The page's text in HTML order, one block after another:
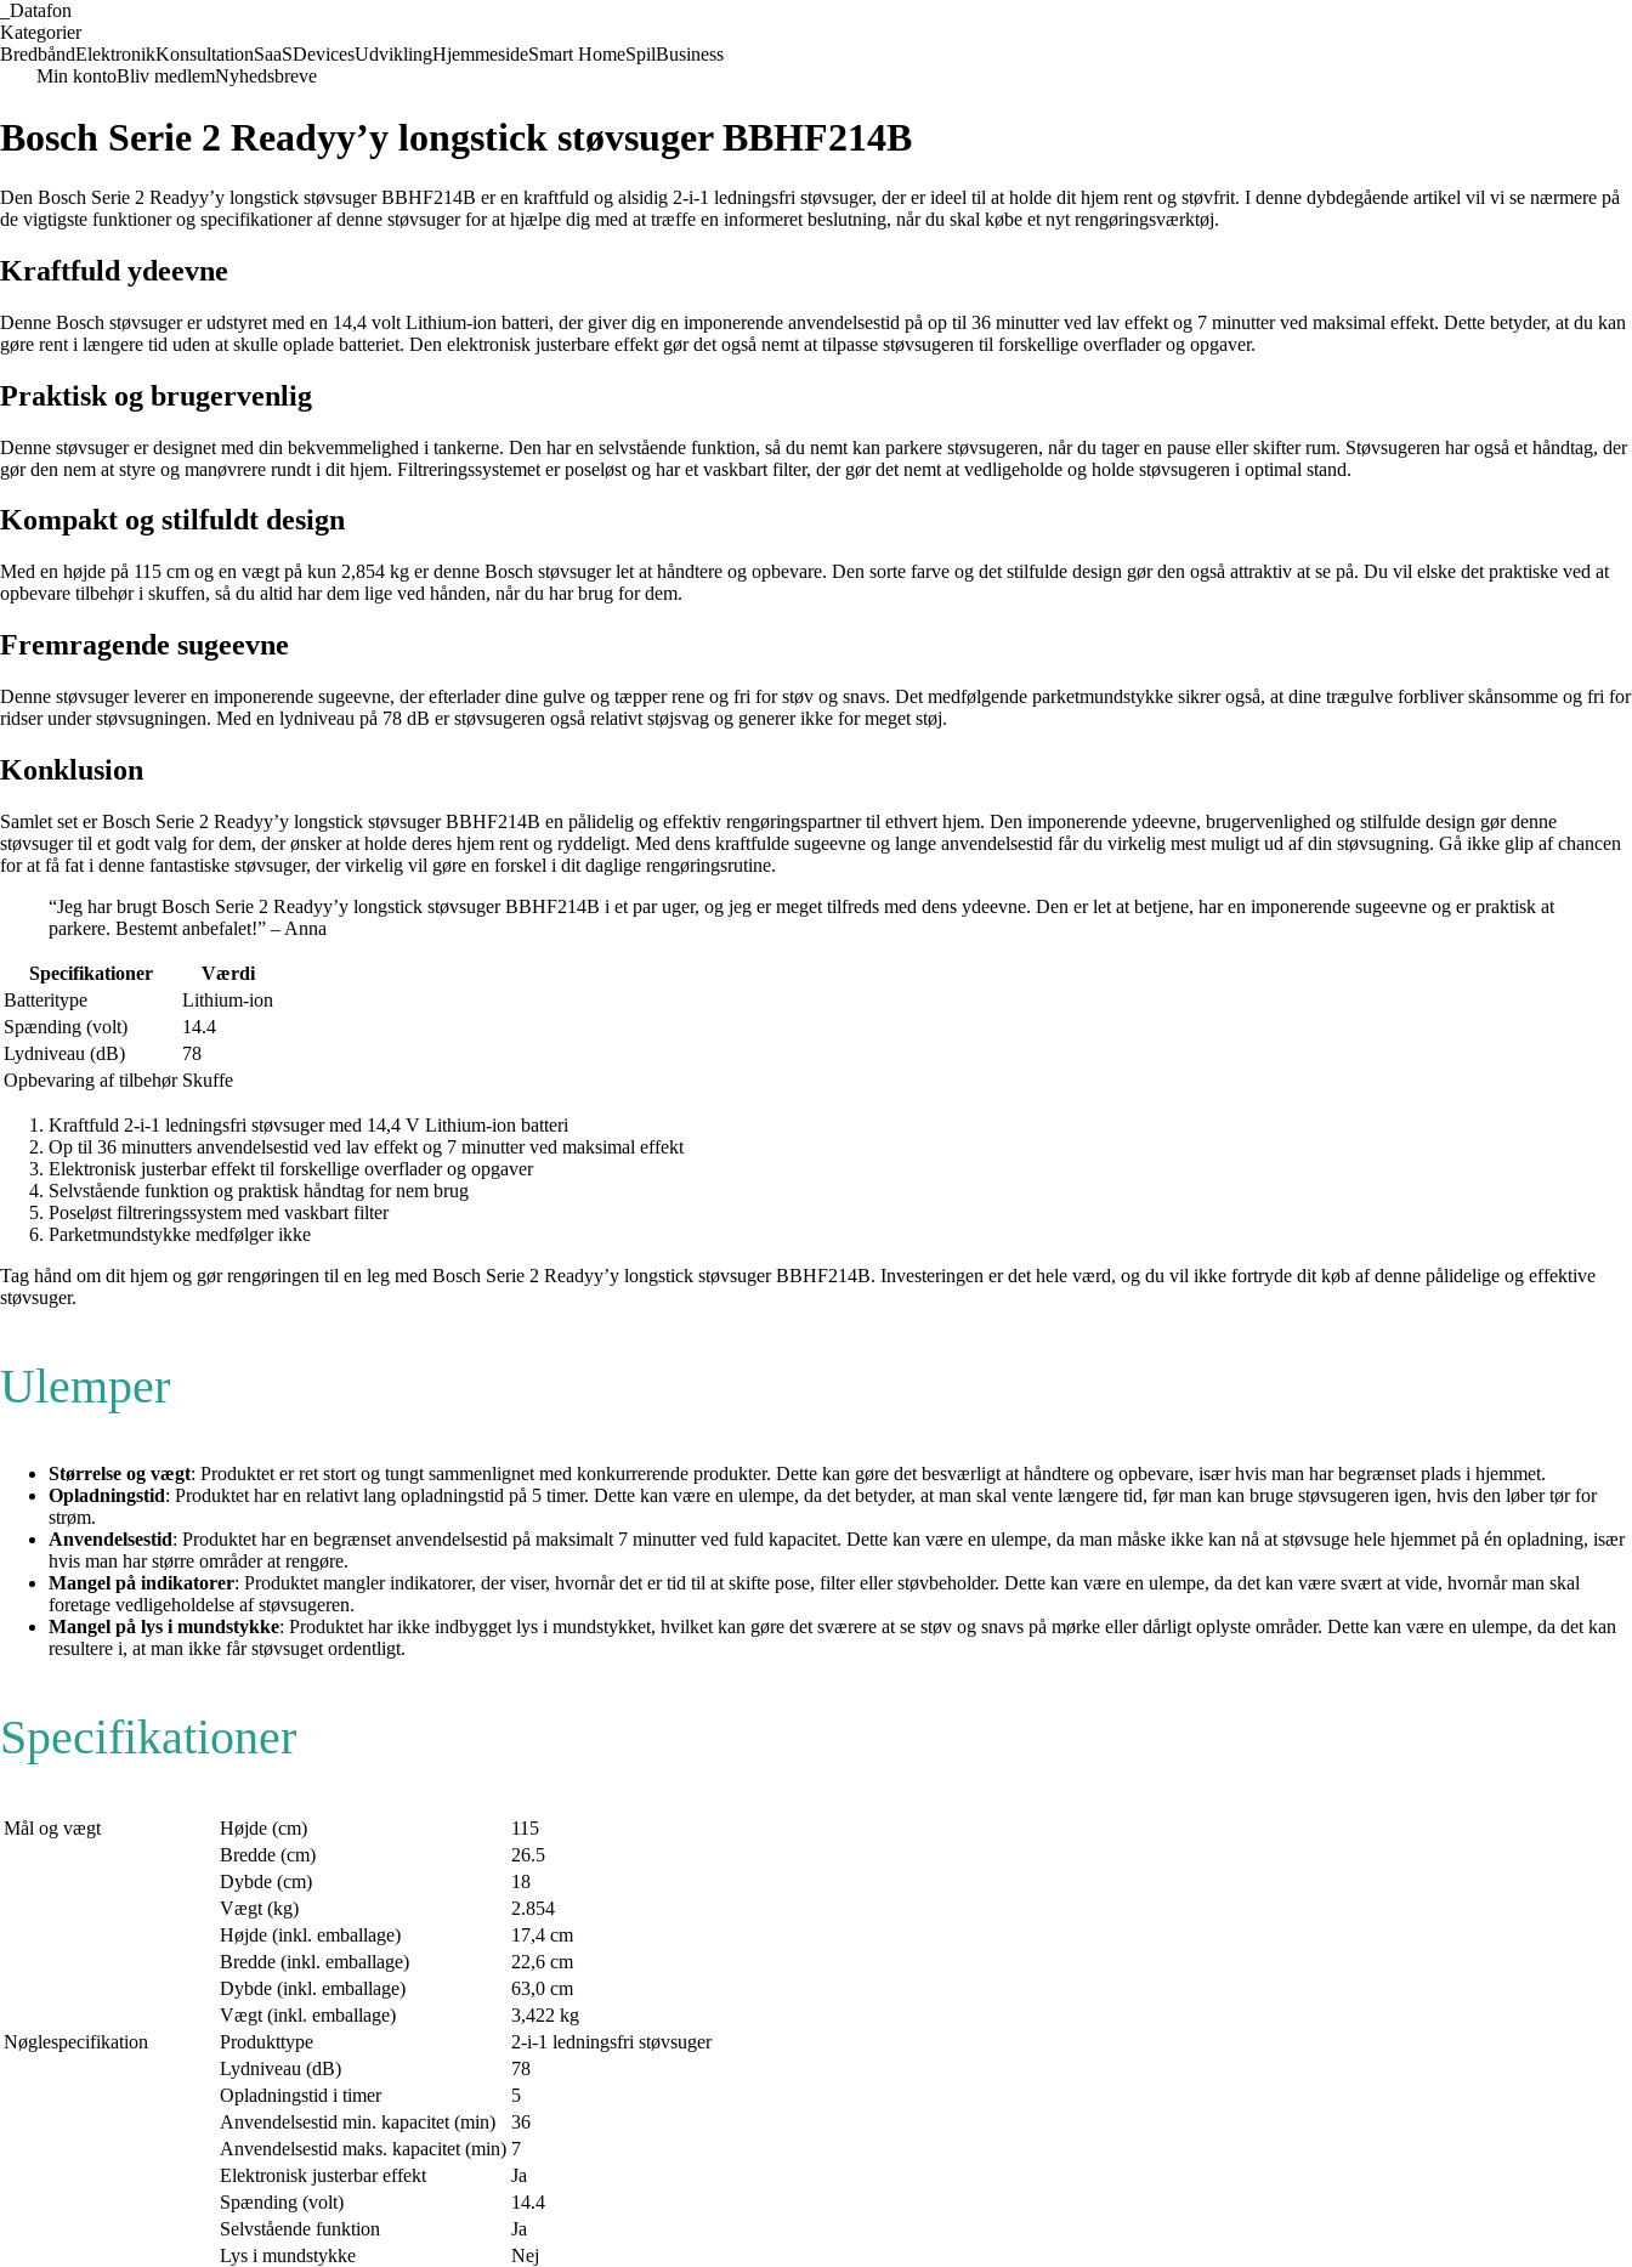
Datafon
Kategorier
BredbåndElektronikKonsultationSaaSDevicesUdviklingHjemmesideSmart HomeSpilBusiness
Min kontoBliv medlemNyhedsbreve
Bosch Serie 2 Readyy’y longstick støvsuger BBHF214B
Den Bosch Serie 2 Readyy’y longstick støvsuger BBHF214B er en kraftfuld og alsidig 2-i-1 ledningsfri støvsuger, der er ideel til at holde dit hjem rent og støvfrit. I denne dybdegående artikel vil vi se nærmere på
de vigtigste funktioner og specifikationer af denne støvsuger for at hjælpe dig med at træffe en informeret beslutning, når du skal købe et nyt rengøringsværktøj.
Kraftfuld ydeevne
Denne Bosch støvsuger er udstyret med en 14,4 volt Lithium-ion batteri, der giver dig en imponerende anvendelsestid på op til 36 minutter ved lav effekt og 7 minutter ved maksimal effekt. Dette betyder, at du kan
gøre rent i længere tid uden at skulle oplade batteriet. Den elektronisk justerbare effekt gør det også nemt at tilpasse støvsugeren til forskellige overflader og opgaver.
Praktisk og brugervenlig
Denne støvsuger er designet med din bekvemmelighed i tankerne. Den har en selvstående funktion, så du nemt kan parkere støvsugeren, når du tager en pause eller skifter rum. Støvsugeren har også et håndtag, der
gør den nem at styre og manøvrere rundt i dit hjem. Filtreringssystemet er poseløst og har et vaskbart filter, der gør det nemt at vedligeholde og holde støvsugeren i optimal stand.
Kompakt og stilfuldt design
Med en højde på 115 cm og en vægt på kun 2,854 kg er denne Bosch støvsuger let at håndtere og opbevare. Den sorte farve og det stilfulde design gør den også attraktiv at se på. Du vil elske det praktiske ved at
opbevare tilbehør i skuffen, så du altid har dem lige ved hånden, når du har brug for dem.
Fremragende sugeevne
Denne støvsuger leverer en imponerende sugeevne, der efterlader dine gulve og tæpper rene og fri for støv og snavs. Det medfølgende parketmundstykke sikrer også, at dine trægulve forbliver skånsomme og fri for
ridser under støvsugningen. Med en lydniveau på 78 dB er støvsugeren også relativt støjsvag og generer ikke for meget støj.
Konklusion
Samlet set er Bosch Serie 2 Readyy’y longstick støvsuger BBHF214B en pålidelig og effektiv rengøringspartner til ethvert hjem. Den imponerende ydeevne, brugervenlighed og stilfulde design gør denne
støvsuger til et godt valg for dem, der ønsker at holde deres hjem rent og ryddeligt. Med dens kraftfulde sugeevne og lange anvendelsestid får du virkelig mest muligt ud af din støvsugning. Gå ikke glip af chancen
for at få fat i denne fantastiske støvsuger, der virkelig vil gøre en forskel i dit daglige rengøringsrutine.
“Jeg har brugt Bosch Serie 2 Readyy’y longstick støvsuger BBHF214B i et par uger, og jeg er meget tilfreds med dens ydeevne. Den er let at betjene, har en imponerende sugeevne og er praktisk at
parkere. Bestemt anbefalet!” – Anna
Specifikationer
Værdi
Batteritype
Lithium-ion
Spænding (volt)
14.4
Lydniveau (dB)
78
Opbevaring af tilbehør Skuffe
Kraftfuld 2-i-1 ledningsfri støvsuger med 14,4 V Lithium-ion batteri
Op til 36 minutters anvendelsestid ved lav effekt og 7 minutter ved maksimal effekt
Elektronisk justerbar effekt til forskellige overflader og opgaver
Selvstående funktion og praktisk håndtag for nem brug
Poseløst filtreringssystem med vaskbart filter
Parketmundstykke medfølger ikke
Tag hånd om dit hjem og gør rengøringen til en leg med Bosch Serie 2 Readyy’y longstick støvsuger BBHF214B. Investeringen er det hele værd, og du vil ikke fortryde dit køb af denne pålidelige og effektive
støvsuger.
Ulemper
Størrelse og vægt: Produktet er ret stort og tungt sammenlignet med konkurrerende produkter. Dette kan gøre det besværligt at håndtere og opbevare, især hvis man har begrænset plads i hjemmet.
Opladningstid: Produktet har en relativt lang opladningstid på 5 timer. Dette kan være en ulempe, da det betyder, at man skal vente længere tid, før man kan bruge støvsugeren igen, hvis den løber tør for
strøm.
Anvendelsestid: Produktet har en begrænset anvendelsestid på maksimalt 7 minutter ved fuld kapacitet. Dette kan være en ulempe, da man måske ikke kan nå at støvsuge hele hjemmet på én opladning, især
hvis man har større områder at rengøre.
Mangel på indikatorer: Produktet mangler indikatorer, der viser, hvornår det er tid til at skifte pose, filter eller støvbeholder. Dette kan være en ulempe, da det kan være svært at vide, hvornår man skal
foretage vedligeholdelse af støvsugeren.
Mangel på lys i mundstykke: Produktet har ikke indbygget lys i mundstykket, hvilket kan gøre det sværere at se støv og snavs på mørke eller dårligt oplyste områder. Dette kan være en ulempe, da det kan
resultere i, at man ikke får støvsuget ordentligt.
Specifikationer
Mål og vægt Højde (cm)
115
Bredde (cm)
26.5
Dybde (cm)
18
Vægt (kg)
2.854
Højde (inkl. emballage)
17,4 cm
Bredde (inkl. emballage)
22,6 cm
Dybde (inkl. emballage)
63,0 cm
Vægt (inkl. emballage)
3,422 kg
Nøglespecifikation
Produkttype
2-i-1 ledningsfri støvsuger
Lydniveau (dB)
78
Opladningstid i timer
5
Anvendelsestid min. kapacitet (min)
36
Anvendelsestid maks. kapacitet (min) 7
Elektronisk justerbar effekt
Ja
Spænding (volt)
14.4
Selvstående funktion
Ja
Lys i mundstykke
Nej